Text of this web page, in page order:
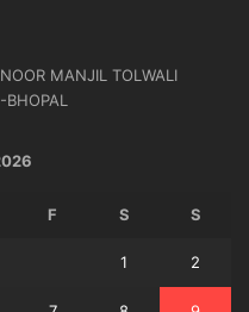
MANJIL TOLWALI
F S S
1 2